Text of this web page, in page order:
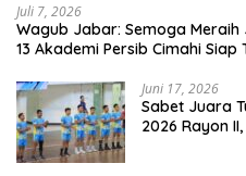
Juli 7, 2026
Wagub Jabar: Semoga Meraih
13 Akademi Persib Cimahi
Juni 17, 2026
Sabet Juara
2026 Rayon